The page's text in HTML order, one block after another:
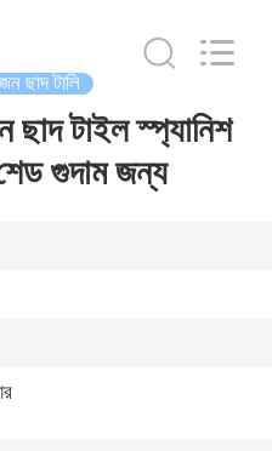
ছাদ টালি
টাইল স্প্যানিশ
গুদাম জন্য